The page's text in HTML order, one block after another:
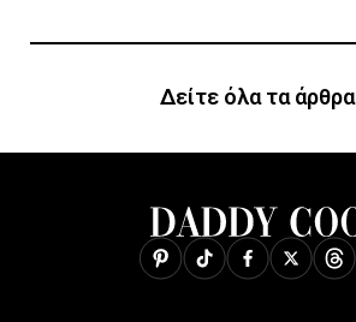
Δείτε όλα τα άρθρα